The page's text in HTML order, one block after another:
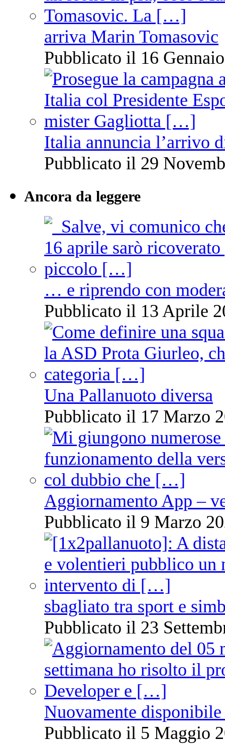
arriva Marin Tomasovic
Pubblicato il 16
Italia annuncia l’arrivo
Pubblicato il 29
Ancora da leggere
… e riprendo con
Pubblicato il 13 Aprile
Una Pallanuoto diversa
Pubblicato il 17 Marzo
Aggiornamento App –
Pubblicato il 9 Marzo
sbagliato tra sport e
Pubblicato il 23
Nuovamente
Pubblicato il 5 Maggio